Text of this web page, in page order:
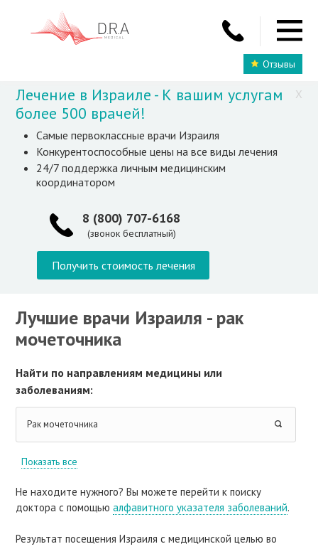
Отзывы
X
Лечение в Израиле - К вашим услугам
более 500 врачей!
Самые первоклассные врачи Израиля
Конкурентоспособные цены на все виды лечения
24/7 поддержка личным медицинским
координатором
8 (800) 707-6168
(звонок бесплатный)
Получить стоимость лечения
Лучшие врачи Израиля - рак
мочеточника
Найти по направлениям медицины или
заболеваниям:
Рак мочеточника
Показать все
Не находите нужного? Вы можете перейти к поиску
доктора с помощьюалфавитного указателя заболеваний.
Результат посещения Израиля с медицинской целью во